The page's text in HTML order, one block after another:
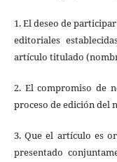
1. El deseo de
editoriales
artículo titulado
2. El compromiso de
proceso de edición del
3. Que el artículo es
presentado